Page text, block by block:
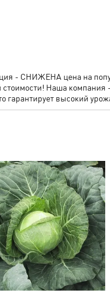
- СНИЖЕНА цена на
Наша
высокий